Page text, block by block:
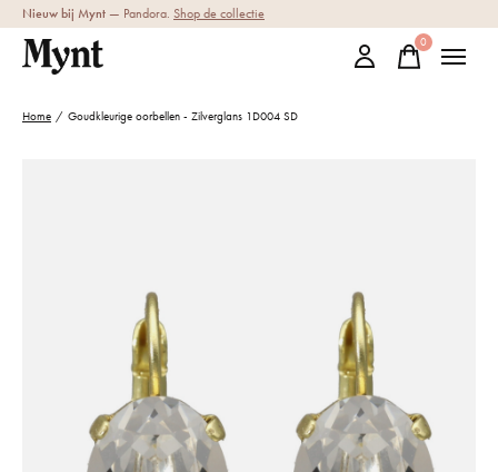
Nieuw bij Mynt — Pandora. Shop de collectie
0items
Home / Goudkleurige oorbellen - Zilverglans 1D004 SD